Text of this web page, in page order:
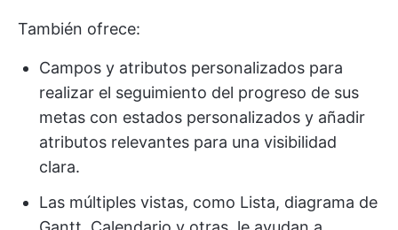
También ofrece:
Campos y atributos personalizados para
realizar el seguimiento del progreso de sus
metas con estados personalizados y añadir
atributos relevantes para una visibilidad
clara.
Las múltiples vistas, como Lista, diagrama de